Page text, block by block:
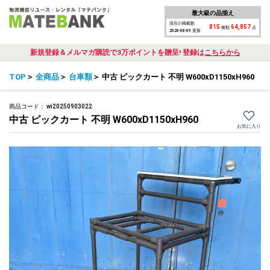
最大級の品揃え
現在の掲載数
2026-08-09 更新
815 種類 64,857 点
新規登録＆メルマガ購読で3万ポイントを贈呈! 登録はこちらから
TOP ＞ 全商品 ＞ 台車類＞ 中古 ピックカート 不明 W600xD1150xH960
商品コード： wi20250903022
中古 ピックカート 不明 W600xD1150xH960
お気に入り